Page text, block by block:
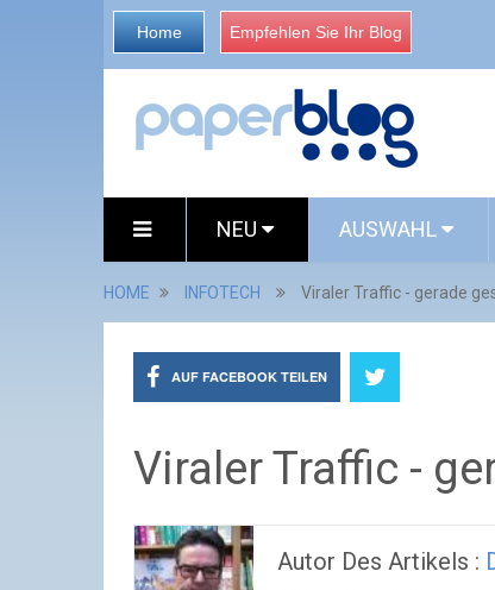
Home Empfehlen Sie Ihr Blog
NEU AUSWAHL
HOME INFOTECH Viraler Traffic - gerade
AUF FACEBOOK TEILEN
Viraler Traffic -
Autor Des Artikels :